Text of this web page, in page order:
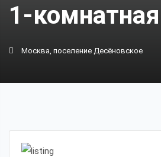
1-
Москва, поселение Десёновское